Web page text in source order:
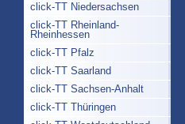
click-TT Niedersachsen
click-TT Rheinland-
Rheinhessen
click-TT Pfalz
click-TT Saarland
click-TT Sachsen-Anhalt
click-TT Thüringen